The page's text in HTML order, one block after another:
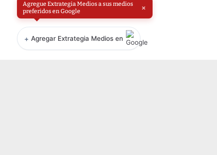
Agregue Extrategia Medios a sus medios
preferidos en Google
×
+ Agregar Extrategia Medios en